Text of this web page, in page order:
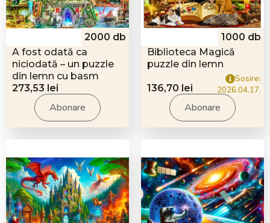
2000 db
A fost odată ca
niciodată – un puzzle
din lemn cu basm
273,53 lei
Abonare
1000 db
Biblioteca Magică
puzzle din lemn
136,70 lei
Sosire:
2026.04.17.
Abonare